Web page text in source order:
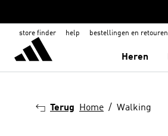
store finder help bestellingen en retouren
Heren
Terug Home Walking